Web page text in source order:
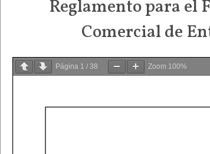
Reglamento para el
Comercial de
Página 1 / 38 Zoom 100%